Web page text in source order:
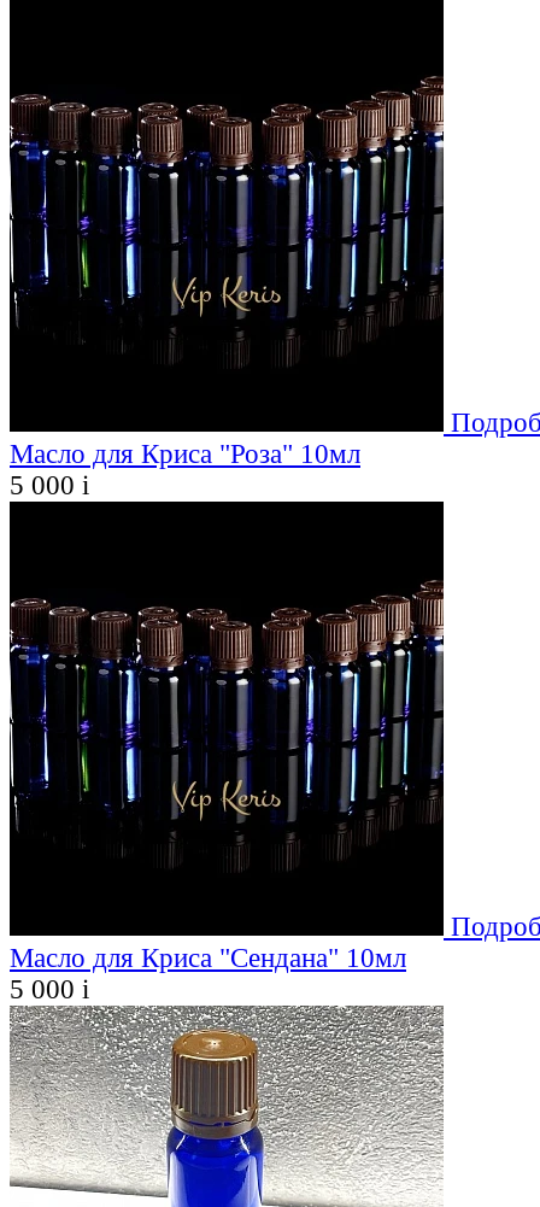
Масло для Криса "Роза" 10мл
5 000 i
Масло для Криса "Сендана" 10мл
5 000 i